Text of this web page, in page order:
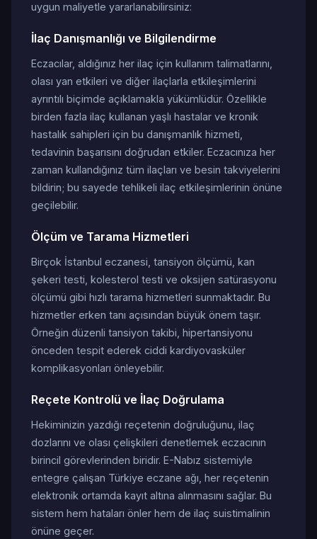
uygun maliyetle yararlanabilirsiniz:
İlaç Danışmanlığı ve Bilgilendirme
Eczacılar, aldığınız her ilaç için kullanım talimatlarını,
olası yan etkileri ve diğer ilaçlarla etkileşimlerini
ayrıntılı biçimde açıklamakla yükümlüdür. Özellikle
birden fazla ilaç kullanan yaşlı hastalar ve kronik
hastalık sahipleri için bu danışmanlık hizmeti,
tedavinin başarısını doğrudan etkiler. Eczacınıza her
zaman kullandığınız tüm ilaçları ve besin takviyelerini
bildirin; bu sayede tehlikeli ilaç etkileşimlerinin önüne
geçilebilir.
Ölçüm ve Tarama Hizmetleri
Birçok İstanbul eczanesi, tansiyon ölçümü, kan
şekeri testi, kolesterol testi ve oksijen satürasyonu
ölçümü gibi hızlı tarama hizmetleri sunmaktadır. Bu
hizmetler erken tanı açısından büyük önem taşır.
Örneğin düzenli tansiyon takibi, hipertansiyonu
önceden tespit ederek ciddi kardiyovasküler
komplikasyonları önleyebilir.
Reçete Kontrolü ve İlaç Doğrulama
Hekiminizin yazdığı reçetenin doğruluğunu, ilaç
dozlarını ve olası çelişkileri denetlemek eczacının
birincil görevlerinden biridir. E-Nabız sistemiyle
entegre çalışan Türkiye eczane ağı, her reçetenin
elektronik ortamda kayıt altına alınmasını sağlar. Bu
sistem hem hataları önler hem de ilaç suistimalinin
önüne geçer.